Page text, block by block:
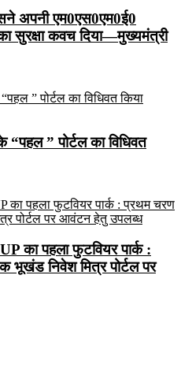
अपनी एम0एस0एम0ई0
सुरक्षा कवच दिया—मुख्यमंत्री
“पहल ” पोर्टल का विधिवत
का पहला फुटवियर पार्क :
भूखंड निवेश मित्र पोर्टल पर